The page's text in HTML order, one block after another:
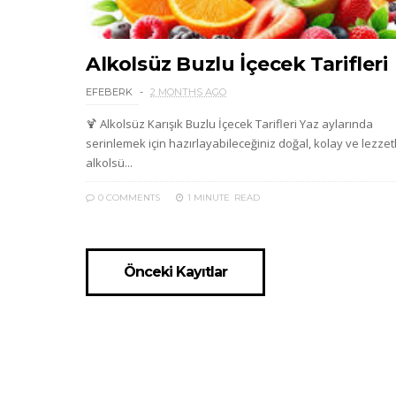
Alkolsüz Buzlu İçecek Tarifleri
EFEBERK 2 MONTHS AGO
🍹 Alkolsüz Karışık Buzlu İçecek Tarifleri Yaz aylarında
serinlemek için hazırlayabileceğiniz doğal, kolay ve
alkolsü...
0 COMMENTS 1 MINUTE READ
Önceki Kayıtlar